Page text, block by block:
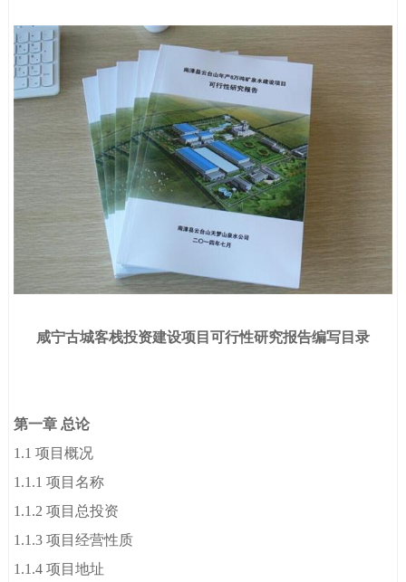
咸宁古城客栈投资建设项目可行性研究报告编写目录
第一章 总论
1.1 项目概况
1.1.1 项目名称
1.1.2 项目总投资
1.1.3 项目经营性质
1.1.4 项目地址